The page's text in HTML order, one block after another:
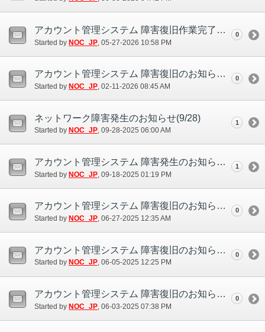
アカウント管理システム 障害復旧作業完了のお知らせ(5/27)
Started by NOC_JP ‎, 05-27-2026 10:58 PM
0
アカウント管理システム 障害復旧のお知らせ(2/11)
Started by NOC_JP‎, 02-11-2026 08:45 AM
0
ネットワーク障害発生のお知らせ(9/28)
Started by NOC_JP‎, 09-28-2025 06:00 AM
1
アカウント管理システム 障害発生のお知らせ(9/18)
Started by NOC_JP ‎, 09-18-2025 01:19 PM
1
アカウント管理システム 障害復旧のお知らせ(6/27)
Started by NOC_JP‎, 06-27-2025 12:35 AM
0
アカウント管理システム 障害復旧のお知らせ(6/5)
Started by NOC_JP‎, 06-05-2025 12:25 PM
0
アカウント管理システム 障害復旧のお知らせ(6/2)
Started by NOC_JP ‎, 06-03-2025 07:38 PM
0